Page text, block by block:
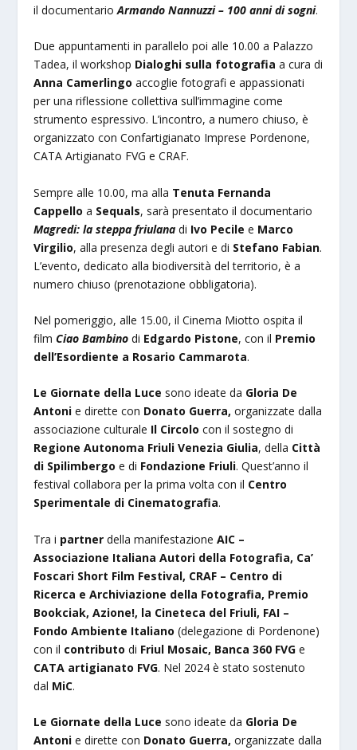
il documentarioArmando Nannuzzi – 100 anni di sogni.
Due appuntamenti in parallelo poi alle 10.00 a Palazzo
Tadea, il workshop Dialoghi sulla fotografiaa cura di
Anna Camerlingo accoglie fotografi e appassionati
per una riflessione collettiva sull’immagine come
strumento espressivo. L’incontro, a numero chiuso, è
organizzato con Confartigianato Imprese Pordenone,
CATA Artigianato FVG e CRAF.
Sempre alle 10.00, ma alla Tenuta Fernanda
Cappelloa Sequals, sarà presentato il documentario
Magredi: la steppa friulana di Ivo Pecilee Marco
Virgilio, alla presenza degli autori e di Stefano Fabian.
L’evento, dedicato alla biodiversità del territorio, è a
numero chiuso (prenotazione obbligatoria).
Nel pomeriggio, alle 15.00, il Cinema Miotto ospita il
filmCiao Bambino di Edgardo Pistone, con il Premio
dell’Esordiente a Rosario Cammarota.
Le Giornate della Luce sono ideate da Gloria De
Antoni e dirette con Donato Guerra, organizzate dalla
associazione culturale Il Circolocon il sostegno di
Regione Autonoma Friuli Venezia Giulia, della Città
di Spilimbergoe di Fondazione Friuli. Quest’anno il
festival collabora per la prima volta con il Centro
Sperimentale di Cinematografia.
Tra i partnerdella manifestazioneAIC –
Associazione Italiana Autori della Fotografia, Ca’
Foscari Short Film Festival, CRAF – Centro di
Ricerca e Archiviazione della Fotografia, Premio
Bookciak, Azione!, la Cineteca del Friuli, FAI –
Fondo Ambiente Italiano (delegazione di Pordenone)
con il contributo di Friul Mosaic, Banca 360 FVG e
CATA artigianato FVG. Nel 2024 è stato sostenuto
dal MiC.
Le Giornate della Luce sono ideate da Gloria De
Antoni e dirette con Donato Guerra, organizzate dalla